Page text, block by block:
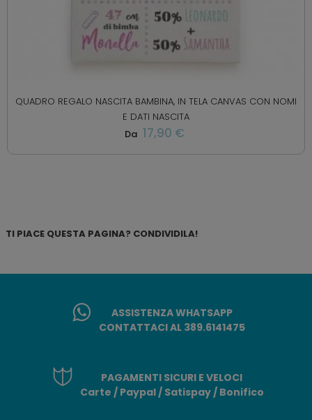
QUADRO REGALO NASCITA BAMBINA, IN TELA CANVAS CON NOMI
E DATI NASCITA
Da 17,90 €
TI PIACE QUESTA PAGINA? CONDIVIDILA!
ASSISTENZA WHATSAPP
CONTATTACI AL 389.6141475
PAGAMENTI SICURI E VELOCI
Carte / Paypal / Satispay / Bonifico